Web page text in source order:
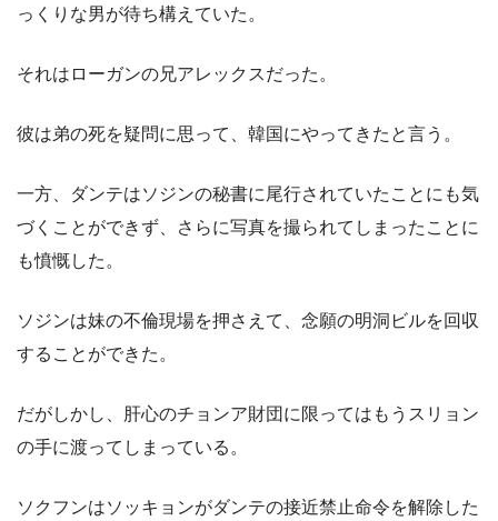
っくりな男が待ち構えていた。
それはローガンの兄アレックスだった。
彼は弟の死を疑問に思って、韓国にやってきたと言う。
一方、ダンテはソジンの秘書に尾行されていたことにも気
づくことができず、さらに写真を撮られてしまったことに
も憤慨した。
ソジンは妹の不倫現場を押さえて、念願の明洞ビルを回収
することができた。
だがしかし、肝心のチョンア財団に限ってはもうスリョン
の手に渡ってしまっている。
ソクフンはソッキョンがダンテの接近禁止命令を解除した